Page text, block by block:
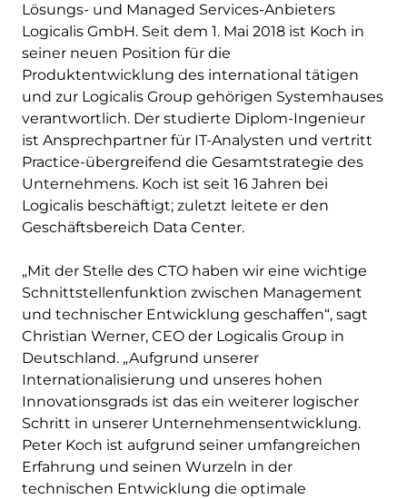
Lösungs- und Managed Services-Anbieters
Logicalis GmbH. Seit dem 1. Mai 2018 ist Koch in
seiner neuen Position für die
Produktentwicklung des international tätigen
und zur Logicalis Group gehörigen Systemhauses
verantwortlich. Der studierte Diplom-Ingenieur
ist Ansprechpartner für IT-Analysten und vertritt
Practice-übergreifend die Gesamtstrategie des
Unternehmens. Koch ist seit 16 Jahren bei
Logicalis beschäftigt; zuletzt leitete er den
Geschäftsbereich Data Center.
„Mit der Stelle des CTO haben wir eine wichtige
Schnittstellenfunktion zwischen Management
und technischer Entwicklung geschaffen“, sagt
Christian Werner, CEO der Logicalis Group in
Deutschland. „Aufgrund unserer
Internationalisierung und unseres hohen
Innovationsgrads ist das ein weiterer logischer
Schritt in unserer Unternehmensentwicklung.
Peter Koch ist aufgrund seiner umfangreichen
Erfahrung und seinen Wurzeln in der
technischen Entwicklung die optimale